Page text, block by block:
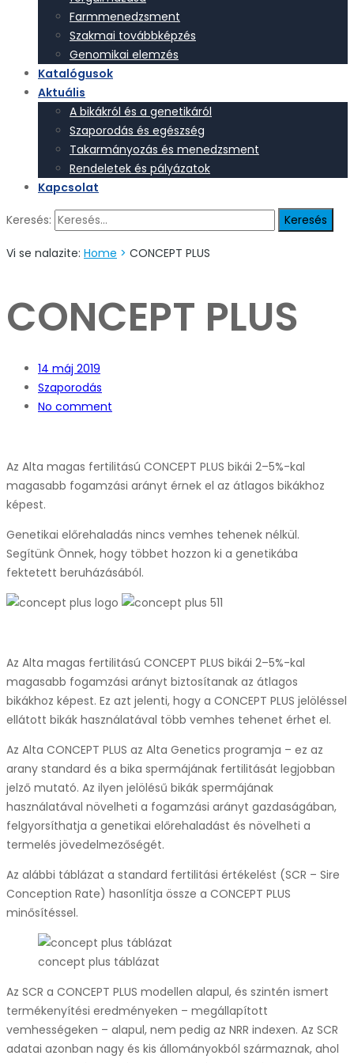
Farmmenedzsment
Szakmai továbbképzés
Genomikai elemzés
Katalógusok
Aktuális
A bikákról és a genetikáról
Szaporodás és egészség
Takarmányozás és menedzsment
Rendeletek és pályázatok
Kapcsolat
Keresés:
Vi se nalazite: Home > CONCEPT PLUS
CONCEPT PLUS
14 máj 2019
Szaporodás
No comment
Az Alta magas fertilitású CONCEPT PLUS bikái 2–5%-kal
magasabb fogamzási arányt érnek el az átlagos bikákhoz
képest.
Genetikai előrehaladás nincs vemhes tehenek nélkül.
Segítünk Önnek, hogy többet hozzon ki a genetikába
fektetett beruházásából.
Az Alta magas fertilitású CONCEPT PLUS bikái 2–5%-kal
magasabb fogamzási arányt biztosítanak az átlagos
bikákhoz képest. Ez azt jelenti, hogy a CONCEPT PLUS jelöléssel
ellátott bikák használatával több vemhes tehenet érhet el.
Az Alta CONCEPT PLUS az Alta Genetics programja – ez az
arany standard és a bika spermájának fertilitását legjobban
jelző mutató. Az ilyen jelölésű bikák spermájának
használatával növelheti a fogamzási arányt gazdaságában,
felgyorsíthatja a genetikai előrehaladást és növelheti a
termelés jövedelmezőségét.
Az alábbi táblázat a standard fertilitási értékelést (SCR – Sire
Conception Rate) hasonlítja össze a CONCEPT PLUS
minősítéssel.
concept plus táblázat
Az SCR a CONCEPT PLUS modellen alapul, és szintén ismert
termékenyítési eredményeken – megállapított
vemhességeken – alapul, nem pedig az NRR indexen. Az SCR
adatai azonban nagy és kis állományokból származnak, ahol